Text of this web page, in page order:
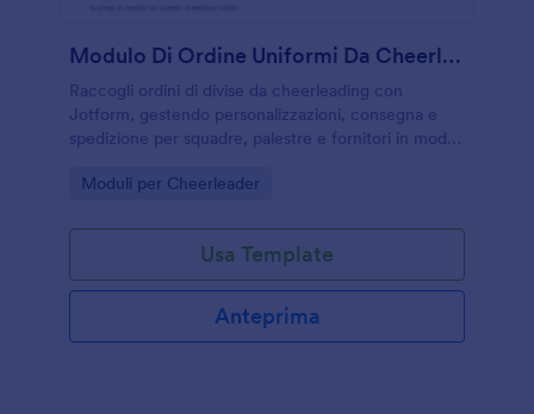
Modulo Di Ordine Uniformi Da Cheerleading
Raccogli ordini di divise da cheerleading con
Jotform, gestendo personalizzazioni, consegna e
spedizione per squadre, palestre e fornitori in modo
Go to Category:
Moduli per Cheerleader
Usa Template
Anteprima